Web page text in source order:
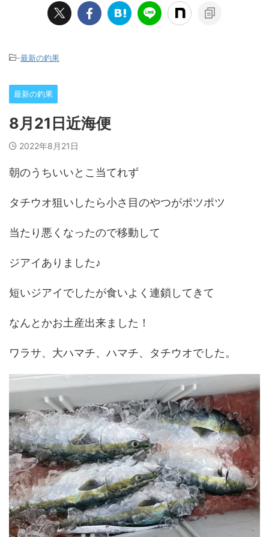
-最新の釣果
最新の釣果
8月21日近海便
2022年8月21日
朝のうちいいとこ当てれず
タチウオ狙いしたら小さ目のやつがポツポツ
当たり悪くなったので移動して
ジアイありました♪
短いジアイでしたが食いよく連鎖してきて
なんとかお土産出来ました！
ワラサ、大ハマチ、ハマチ、タチウオでした。